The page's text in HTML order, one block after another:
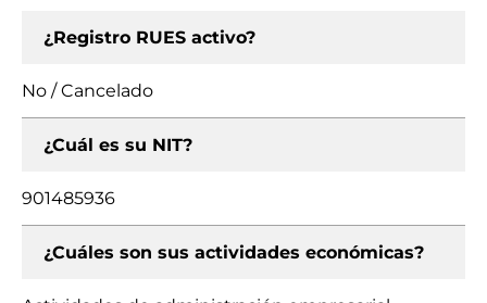
¿Registro RUES activo?
No / Cancelado
¿Cuál es su NIT?
901485936
¿Cuáles son sus actividades económicas?